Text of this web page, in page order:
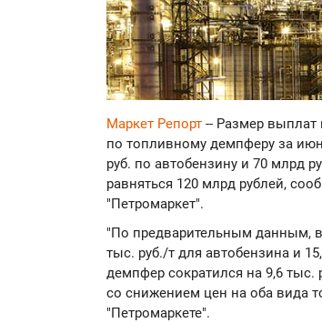
Маркет Репорт -- Размер выплат
по топливному демпферу за
руб. по автобензину и 70 млрд
равняться 120 млрд рублей,
"Петромаркет".
"По предварительным данным,
тыс. руб./т для автобензина и
демпфер сократился на 9,6 тыс.
со снижением цен на оба вида
"Петромаркете".